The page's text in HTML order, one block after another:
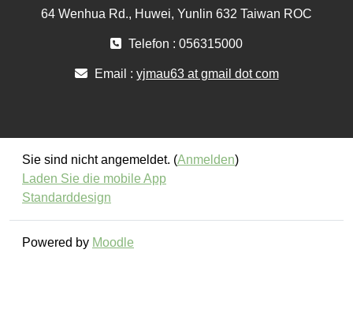
64 Wenhua Rd., Huwei, Yunlin 632 Taiwan ROC
Telefon : 056315000
Email : yjmau63 at gmail dot com
Sie sind nicht angemeldet. (Anmelden)
Laden Sie die mobile App
Standarddesign
Powered by Moodle